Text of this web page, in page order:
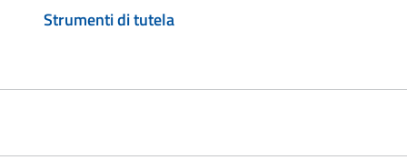
Strumenti di tutela